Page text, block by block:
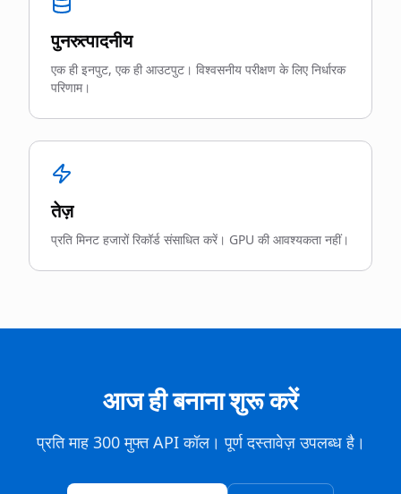
पुनरुत्पादनीय
एक ही इनपुट, एक ही आउटपुट। विश्वसनीय परीक्षण के लिए निर्धारक
परिणाम।
तेज़
प्रति मिनट हजारों रिकॉर्ड संसाधित करें। GPU की आवश्यकता नहीं।
आज ही बनाना शुरू करें
प्रति माह 300 मुफ्त API कॉल। पूर्ण दस्तावेज़ उपलब्ध है।